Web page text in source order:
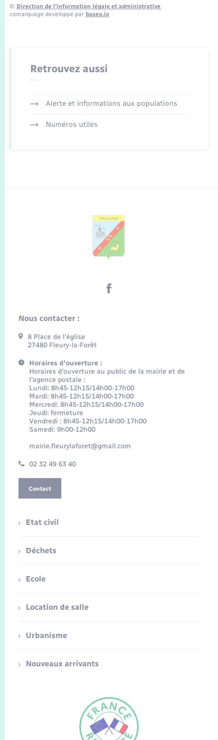
© Direction de l’information légale et administrative
comarquage developpé par baseo.io
Retrouvez aussi
Alerte et informations aux populations
Numéros utiles
Nous contacter :
8 Place de l’église
27480 Fleury-la-Forêt
Horaires d'ouverture :
Horaires d’ouverture au public de la mairie et de
l’agence postale :
Lundi: 8h45-12h15/14h00-17h00
Mardi: 8h45-12h15/14h00-17h00
Mercredi: 8h45-12h15/14h00-17h00
Jeudi: fermeture
Vendredi : 8h45-12h15/14h00-17h00
Samedi: 9h00-12h00
mairie.fleurylaforet@gmail.com
02 32 49 63 40
Contact
Etat civil
Déchets
Ecole
Location de salle
Urbanisme
Nouveaux arrivants